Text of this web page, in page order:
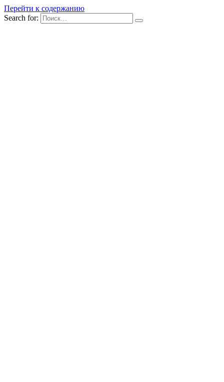
Перейти к содержанию
Search for: